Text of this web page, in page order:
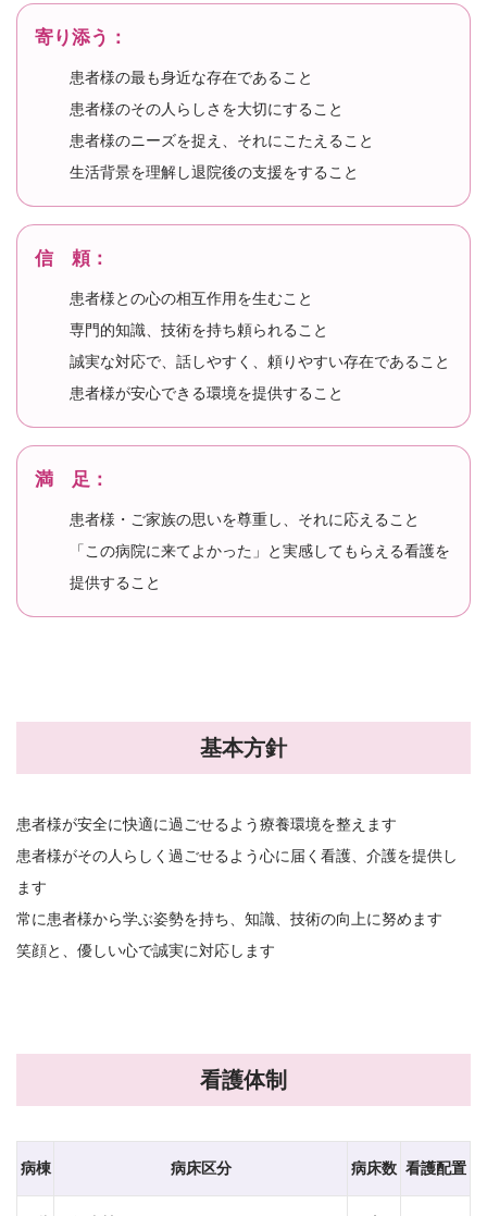
寄り添う：
患者様の最も身近な存在であること
患者様のその人らしさを大切にすること
患者様のニーズを捉え、それにこたえること
生活背景を理解し退院後の支援をすること
信 頼：
患者様との心の相互作用を生むこと
専門的知識、技術を持ち頼られること
誠実な対応で、話しやすく、頼りやすい存在であること
患者様が安心できる環境を提供すること
満 足：
患者様・ご家族の思いを尊重し、それに応えること
「この病院に来てよかった」と実感してもらえる看護を
提供すること
基本方針
患者様が安全に快適に過ごせるよう療養環境を整えます
患者様がその人らしく過ごせるよう心に届く看護、介護を提供し
ます
常に患者様から学ぶ姿勢を持ち、知識、技術の向上に努めます
笑顔と、優しい心で誠実に対応します
看護体制
病棟 病床区分 病床数 看護配置